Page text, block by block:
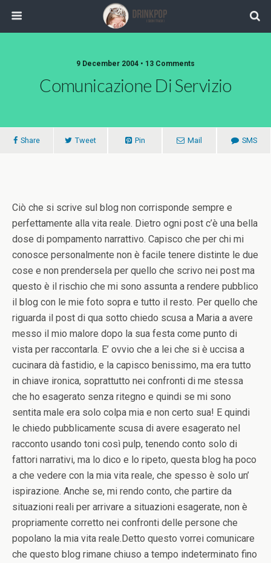
9 December 2004 • 13 Comments
Comunicazione Di Servizio
Share Tweet Pin Mail SMS
Ciò che si scrive sul blog non corrisponde sempre e
perfettamente alla vita reale. Dietro ogni post c’è una bella
dose di pompamento narrattivo. Capisco che per chi mi
conosce personalmente non è facile tenere distinte le due
cose e non prendersela per quello che scrivo nei post ma
questo è il rischio che mi sono assunta a rendere pubblico
il blog con le mie foto sopra e tutto il resto. Per quello che
riguarda il post di qua sotto chiedo scusa a Maria a avere
messo il mio malore dopo la sua festa come punto di
vista per raccontarla. E’ ovvio che a lei che si è uccisa a
cucinara dà fastidio, e la capisco benissimo, ma era tutto
in chiave ironica, soprattutto nei confronti di me stessa
che ho esagerato senza ritegno e quindi se mi sono
sentita male era solo colpa mia e non certo sua! E quindi
le chiedo pubblicamente scusa di avere esagerato nel
racconto usando toni così pulp, tenendo conto solo di
fattori narrativi, ma lo dico e lo ripeto, questa blog ha poco
a che vedere con la mia vita reale, che spesso è solo un’
ispirazione. Anche se, mi rendo conto, che partire da
situazioni reali per arrivare a situazioni esagerate, non è
propriamente corretto nei confronti delle persone che
popolano la mia vita reale.Detto questo vorrei comunicare
che questo blog rimane chiuso a tempo indeterminato fino